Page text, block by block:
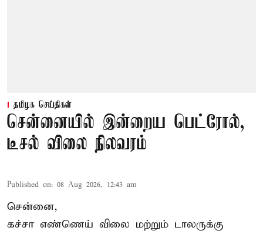
தமிழக செய்திகள்
சென்னையில் இன்றைய பெட்ரோல்,
டீசல் விலை நிலவரம்
Published on: 08 Aug 2026, 12:43 am
சென்னை,
கச்சா எண்ணெய் விலை மற்றும் டாலருக்கு